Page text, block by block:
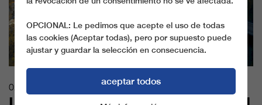
02.08.2021
OPCIONAL: Le pedimos que acepte el uso de todas
las cookies (Aceptar todas), pero por supuesto puede
ajustar y guardar la selección en consecuencia.
aceptar todos